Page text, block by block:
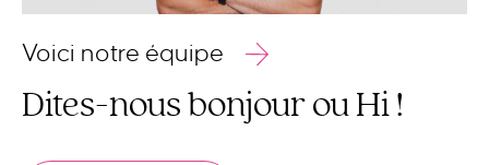
Voici notre équipe
Dites-nousbonjour ou Hi!